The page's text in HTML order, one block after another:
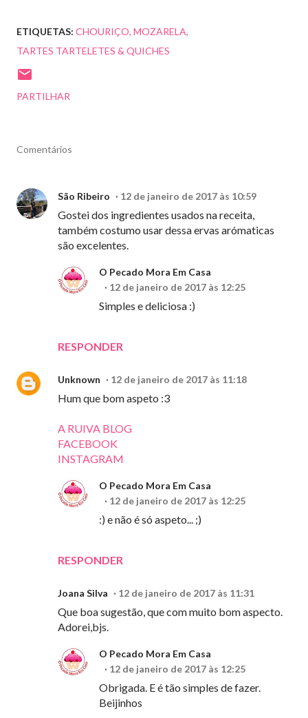
ETIQUETAS: CHOURIÇO MOZARELA
TARTES TARTELETES & QUICHES
PARTILHAR
Comentários
São Ribeiro 12 de janeiro de 2017 às 10:59
Gostei dos ingredientes usados na receita,
também costumo usar dessa ervas arómaticas
são excelentes.
RESPONDER
O Pecado Mora Em Casa
12 de janeiro de 2017 às 12:25
Simples e deliciosa :)
Unknown 12 de janeiro de 2017 às 11:18
Hum que bom aspeto :3
A RUIVA BLOG
FACEBOOK
INSTAGRAM
RESPONDER
O Pecado Mora Em Casa
12 de janeiro de 2017 às 12:25
:) e não é só aspeto... ;)
Joana Silva 12 de janeiro de 2017 às 11:31
Que boa sugestão, que com muito bom aspecto.
Adorei,bjs.
O Pecado Mora Em Casa
12 de janeiro de 2017 às 12:25
Obrigada. E é tão simples de fazer.
Beijinhos